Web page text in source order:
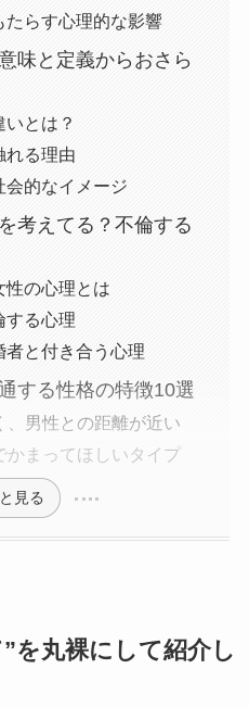
たらす心理的な影響
味と定義からおさら
とは？
れる理由
会的なイメージ
考えてる？不倫する
性の心理とは
する心理
者と付き合う心理
する性格の特徴10選
、男性との距離が近い
かまってほしいタイプ
見る
を丸裸にして紹介し